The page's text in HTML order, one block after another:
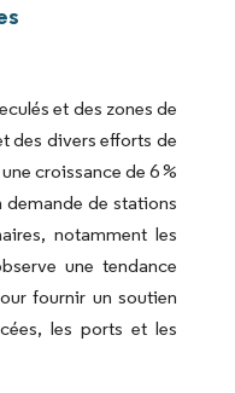
et des zones de
des divers efforts de
croissance de 6 %
de stations
notamment les
une tendance
fournir un soutien
les ports et les